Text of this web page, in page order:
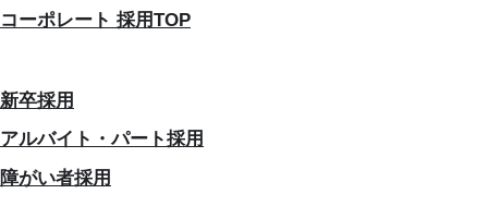
コーポレート 採用TOP
新卒採用
アルバイト・パート採用
障がい者採用